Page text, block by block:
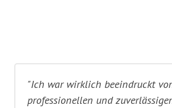
"Ich war wirklich beeindruckt
professionellen und